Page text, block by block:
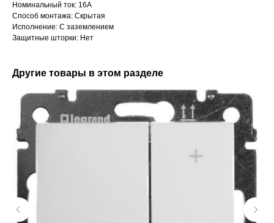
Номинальный ток: 16А
Способ монтажа: Скрытая
Исполнение: С заземлением
Защитные шторки: Нет
Другие товары в этом разделе